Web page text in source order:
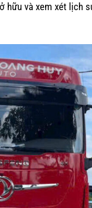
hữu và xem xét lịch